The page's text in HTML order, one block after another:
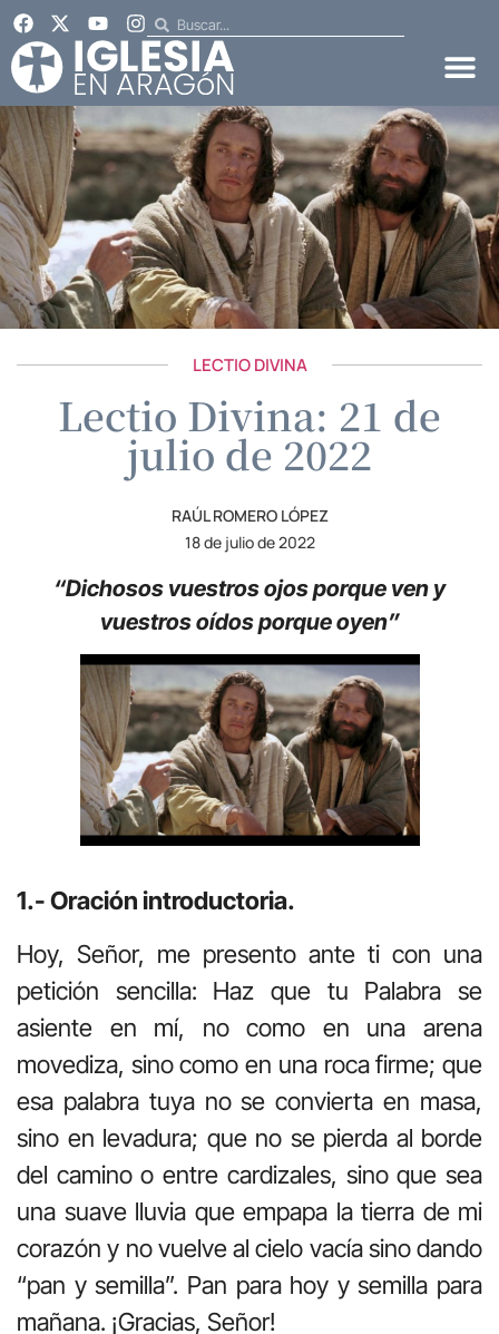
LECTIO DIVINA
Lectio Divina: 21 de
julio de 2022
RAÚL ROMERO LÓPEZ
18 de julio de 2022
“Dichosos vuestros ojos porque ven y
vuestros oídos porque oyen”
1.- Oración introductoria.
Hoy, Señor, me presento ante ti con una
petición sencilla: Haz que tu Palabra se
asiente en mí, no como en una arena
movediza, sino como en una roca firme; que
esa palabra tuya no se convierta en masa,
sino en levadura; que no se pierda al borde
del camino o entre cardizales, sino que sea
una suave lluvia que empapa la tierra de mi
corazón y no vuelve al cielo vacía sino dando
“pan y semilla”. Pan para hoy y semilla para
mañana. ¡Gracias, Señor!